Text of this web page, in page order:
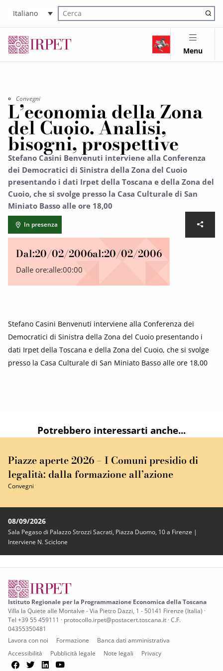
Italiano
Cerca nel sito
Menu
Convegni
L’economia della Zona
del Cuoio. Analisi,
bisogni, prospettive
Stefano Casini Benvenuti interviene alla Conferenza
dei Democratici di Sinistra della Zona del Cuoio
presentando i dati Irpet della Toscana e della Zona del
Cuoio, che si svolge presso la Casa Culturale di San
Miniato Basso alle ore 18,00
In presenza
Dal:20/02/2006al:20/02/2006
Dalle ore:alle:00:00
Stefano Casini Benvenuti interviene alla Conferenza dei
Democratici di Sinistra della Zona del Cuoio presentando i
dati Irpet della Toscana e della Zona del Cuoio, che si svolge
presso la Casa Culturale di San Miniato Basso alle ore 18,00
Potrebbero interessarti anche...
Piazze aperte 2026 – I Comuni presidio di
legalità: dalla formazione all’azione
Convegni
08/09/2026
Sala Pegaso di Palazzo Strozzi Sacrati, Piazza Duomo, 10 a Firenze |
Interviene N. Sciclone
Istituto Regionale per la Programmazione Economica della Toscana
Villa la Quiete alle Montalve - Via Pietro Dazzi, 1 - 50141 Firenze (Italia) ·
Tel +39 55 459111 · protocollo.irpet@postacert.toscana.it · C.F.
04355350481
Lavora con noi
Formazione
Banca dati amministrativa
Accessibilità
Pubblicità legale Note legali Privacy
Facebook
TwitterLinkedIn